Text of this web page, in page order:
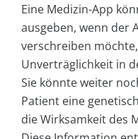
Eine Medizin-App
ausgeben, wenn der
verschreiben
Unverträglichkeit in
Sie könnte weiter
Patient eine
die Wirksamkeit des